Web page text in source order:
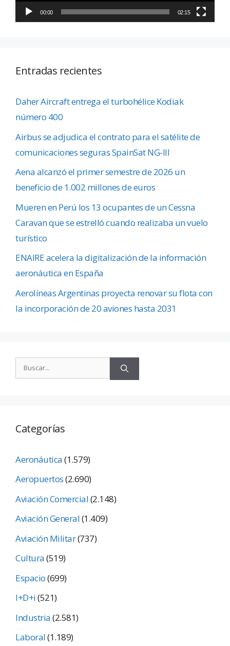
00:00 02:15
Entradas recientes
Daher Aircraft entrega el turbohélice Kodiak
número 400
Airbus se adjudica el contrato para el satélite de
comunicaciones seguras SpainSat NG-III
Aena alcanzó el primer semestre de 2026 un
beneficio de 1.002 millones de euros
Mueren en Perú los 13 ocupantes de un Cessna
Caravan que se estrelló cuando realizaba un vuelo
turístico
ENAIRE acelera la digitalización de la información
aeronáutica en España
Aerolíneas Argentinas proyecta renovar su flota con
la incorporación de 20 aviones hasta 2031
Categorías
Aeronáutica(1.579)
Aeropuertos(2.690)
Aviación Comercial(2.148)
Aviación General(1.409)
Aviación Militar(737)
Cultura(519)
Espacio(699)
I+D+i(521)
Industria(2.581)
Laboral(1.189)